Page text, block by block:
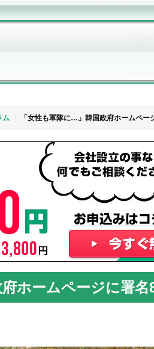
ム 「女性も軍隊に…」韓国政府ホームペー
ホームページに署名